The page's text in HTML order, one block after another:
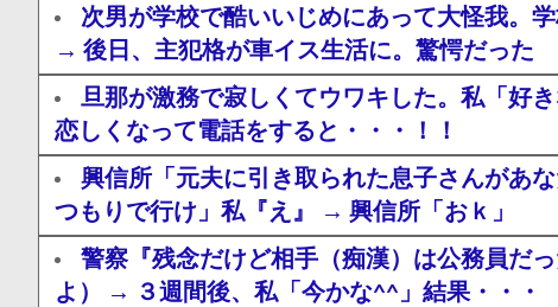
次男が学校で酷いいじめにあって大怪我。
→ 後日、主犯格が車イス生活に。驚愕だった
旦那が激務で寂しくてウワキした。私「好
恋しくなって電話をすると・・・！！
興信所「元夫に引き取られた息子さんがあ
つもりで行け」私『え』 → 興信所「おｋ」
警察『残念だけど相手（痴漢）は公務員だ
よ） → ３週間後、私「今かな^^」結果・・・